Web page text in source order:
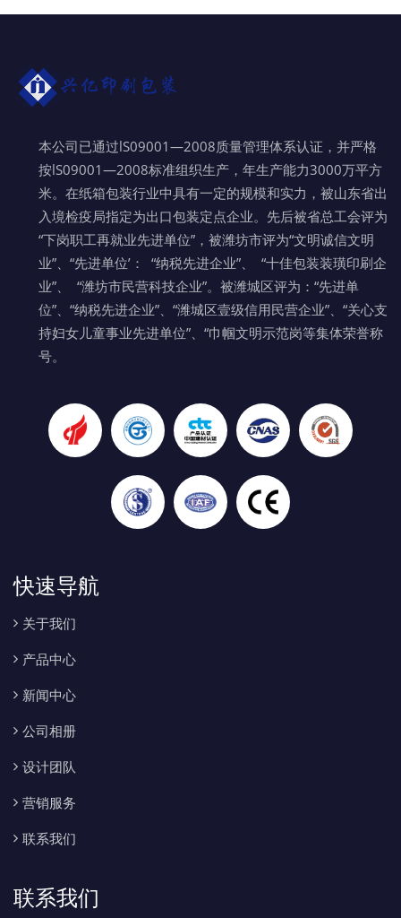
本公司已通过lS09001—2008质量管理体系认证，并严格
按lS09001—2008标准组织生产，年生产能力3000万平方
米。在纸箱包装行业中具有一定的规模和实力，被山东省出
入境检疫局指定为出口包装定点企业。先后被省总工会评为
“下岗职工再就业先进单位”，被潍坊市评为“文明诚信文明
业”、“先进单位’： “纳税先进企业”、 “十佳包装装璜印刷企
业”、 “潍坊市民营科技企业”。被潍城区评为：“先进单
位”、“纳税先进企业”、“潍城区壹级信用民营企业”、“关心支
持妇女儿童事业先进单位”、“巾帼文明示范岗等集体荣誉称
号。
快速导航
关于我们
产品中心
新闻中心
公司相册
设计团队
营销服务
联系我们
联系我们